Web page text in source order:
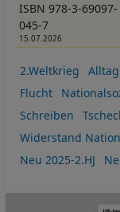
ISBN 978-3-69097-
045-7
15.07.2026
2.Weltkrieg Alltag
Flucht
Schreiben
Widerstand
Neu 2025-2.HJ